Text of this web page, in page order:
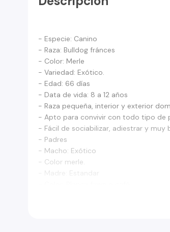
- Especie: Canino
- Raza: Bulldog fránces
- Color: Merle
- Variedad: Exótico.
- Edad: 66 días
- Data de vida: 8 a 12 años
- Raza pequeña, interior y exterior
- Apto para convivir con todo tipo de
- Fácil de sociabilizar, adiestrar y
- Padres
- Macho: Exótico
- Color merle.
- Pedigre Asocan alternativo, debido